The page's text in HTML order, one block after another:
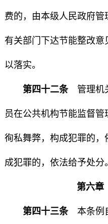
费的，由本级人民政府管
有关部门下达节能整改
以落实。
第四十二条管理机
员在公共机构节能监督管
徇私舞弊，构成犯罪的
成犯罪的，依法给予处分。
第六
第四十三条本条例自